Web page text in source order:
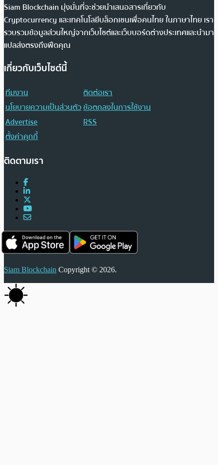
Siam Blockchain มุ่งมั่นที่จะช่วยนำเสนอสารเกี่ยวกับ
Cryptocurrency และเทคโนโลยีบล็อกเชนเพื่อคนไทย ในภาษาไทย เรา
รวบรวมข้อมูลส่วนใหญ่จากเว็บไซต์และเว็บบอร์ดต่างประเทศและนำมา
แปลส่งตรงถึงฟีดคุณ
เกี่ยวกับเว็บไซต์นี้
ทีมงาน
ติดต่อเรา
นโยบายความเป็นส่วนตัวข้อตกลงในการใช้งาน
Advertise
RSS
ตั้งค่าคุกกี้
ติดตามเรา
Siam Blockchain Copyright © 2026.